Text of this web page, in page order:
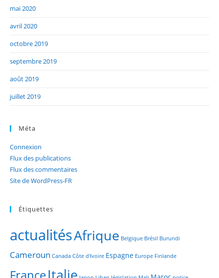
mai 2020
avril 2020
octobre 2019
septembre 2019
août 2019
juillet 2019
Méta
Connexion
Flux des publications
Flux des commentaires
Site de WordPress-FR
Étiquettes
actualitésAfrique Belgique Brésil Burundi
Cameroun Canada Côte d'Ivoire Espagne Europe Finlande
Italie